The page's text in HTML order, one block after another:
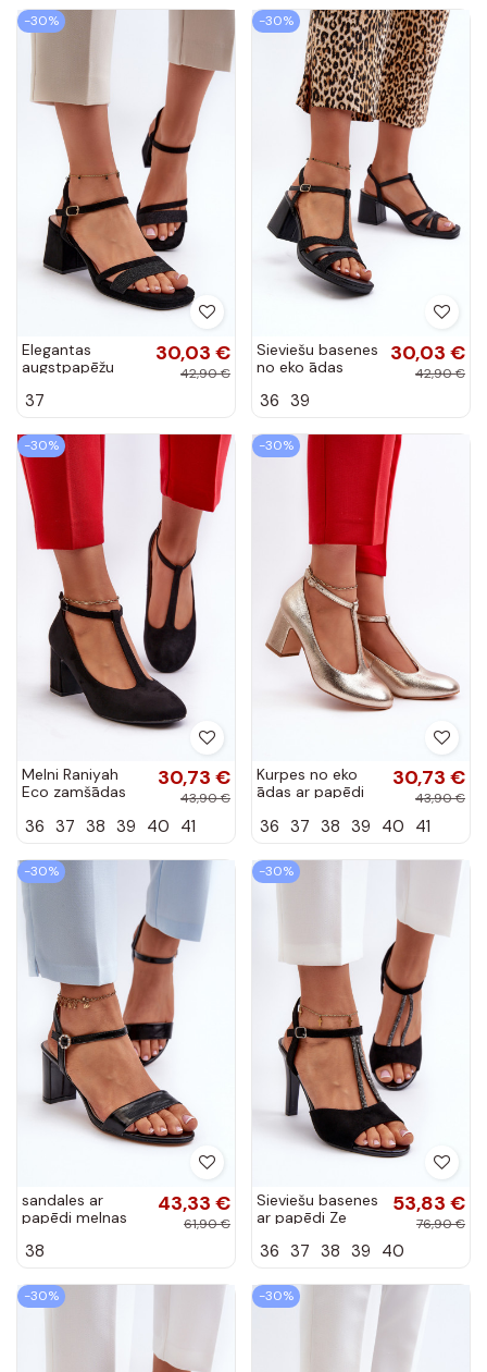
Upttima
-30%
Elegantas
augstpapēžu
Błyszczącym em
Tessata
30,03 €
42,90 €
37
-30%
Sieviešu basenes
no eko ādas
Lyana
30,03 €
42,90 €
36 39
-30%
Melni Raniyah
Eco zamšādas
30,73 €
43,90 €
36 37 38 39 40 41
-30%
Kurpes no eko
ādas ar papēdi
Raniyah
30,73 €
43,90 €
36 37 38 39 40 41
-30%
sandales ar
papēdi melnas
43,33 €
61,90 €
38
-30%
Sieviešu basenes
ar papēdi Ze
Paskami Sergio
melnas krāsas
53,83 €
76,90 €
36 37 38 39 40
-30% -30%